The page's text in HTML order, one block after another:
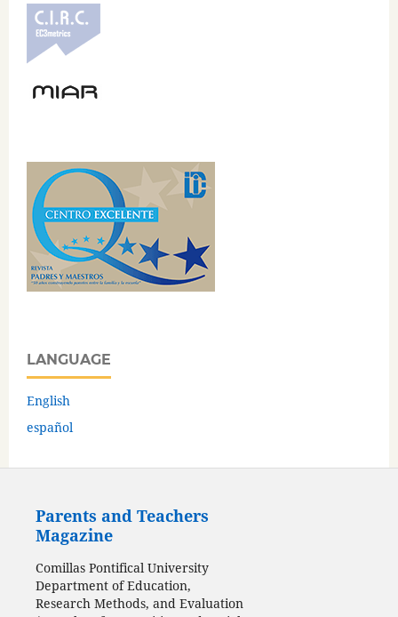
LANGUAGE
English
español
Parents and Teachers
Magazine
Comillas Pontifical University
Department of Education,
Research Methods, and Evaluation